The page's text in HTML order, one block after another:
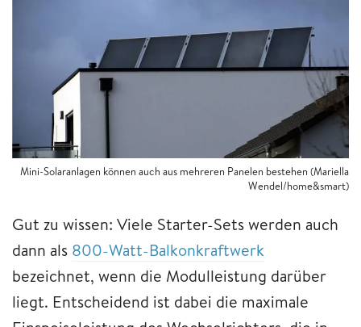
Mini-Solaranlagen können auch aus mehreren Panelen bestehen (Mariella
Wendel/home&smart)
Gut zu wissen: Viele Starter-Sets werden auch
dann als 800-Watt-Balkonkraftwerk
bezeichnet, wenn die Modulleistung darüber
liegt. Entscheidend ist dabei die maximale